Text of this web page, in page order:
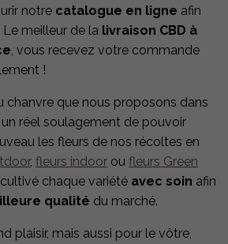
notre catalogue en ligne afin
meilleur de la livraison CBD à
, vous recevez votre commande
!
chanvre que nous proposons dans
réel soulagement de pouvoir
les fleurs de nos récoltes en
, fleurs indoor ou fleurs Green
chaque variété avec soin afin
qualité du marché.
plaisir, mais aussi pour le vôtre,